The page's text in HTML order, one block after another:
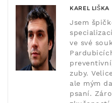
KAREL LIŠKA
Jsem
ve své
zuby.
ale mým
psaní.